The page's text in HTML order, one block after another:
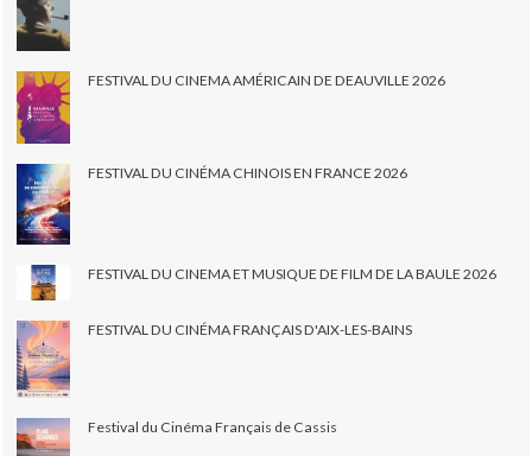
FESTIVAL DU CINEMA AMÉRICAIN DE DEAUVILLE 2026
FESTIVAL DU CINÉMA CHINOIS EN FRANCE 2026
FESTIVAL DU CINEMA ET MUSIQUE DE FILM DE LA BAULE 2026
FESTIVAL DU CINÉMA FRANÇAIS D'AIX-LES-BAINS
Festival du Cinéma Français de Cassis